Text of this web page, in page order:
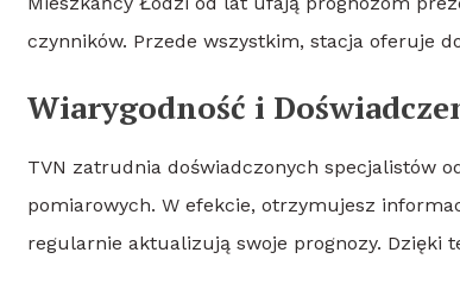
czynników. Przede wszystkim, stacja oferuje
Wiarygodność i
TVN zatrudnia doświadczonych specjalistów
pomiarowych. W efekcie, otrzymujesz
regularnie aktualizują swoje prognozy. Dzięki